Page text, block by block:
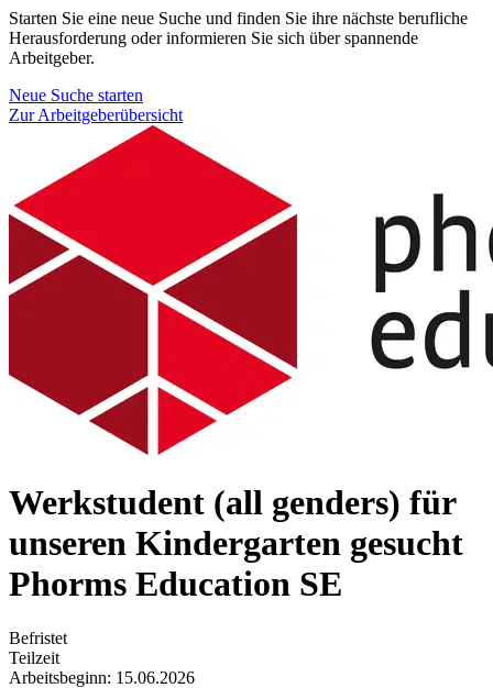
Starten Sie eine neue Suche und finden Sie ihre nächste berufliche
Herausforderung oder informieren Sie sich über spannende
Arbeitgeber.
Neue Suche starten
Zur Arbeitgeberübersicht
Werkstudent (all genders) für
unseren Kindergarten gesucht
Phorms Education SE
Befristet
Teilzeit
Arbeitsbeginn: 15.06.2026